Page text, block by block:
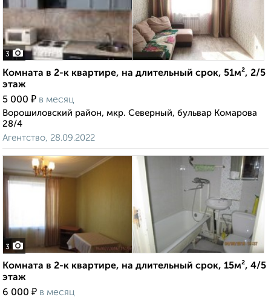
3
Комната в 2-к квартире, на длительный срок, 51м², 2/5
этаж
5 000 ₽ в месяц
Ворошиловский район, мкр. Северный, бульвар Комарова
28/4
Агентство, 28.09.2022
3
Комната в 2-к квартире, на длительный срок, 15м², 4/5
этаж
6 000 ₽ в месяц